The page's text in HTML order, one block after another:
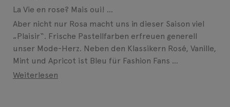
La Vie en rose? Mais oui! ...
Aber nicht nur Rosa macht uns in dieser Saison viel
„Plaisir“. Frische Pastellfarben erfreuen generell
unser Mode-Herz. Neben den Klassikern Rosé, Vanille,
Mint und Apricot ist Bleu für Fashion Fans ...
Weiterlesen